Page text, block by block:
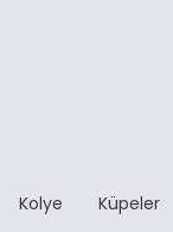
Kolye Küpeler